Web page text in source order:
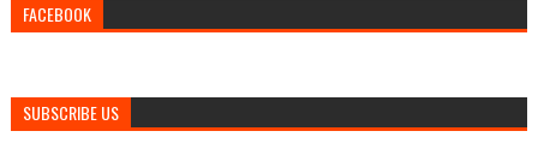
FACEBOOK
SUBSCRIBE US